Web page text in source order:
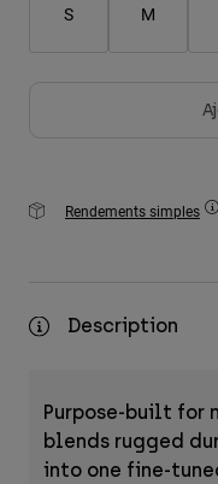
S M
Rendements simples
Description
Purpose-built for
blends rugged
into one fine-